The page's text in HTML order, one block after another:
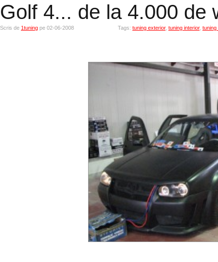
Golf 4... de la 4.000 de
Scris de 1tuning pe 02-06-2008 Tags: tuning exterior, tuning interior, tuning